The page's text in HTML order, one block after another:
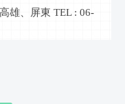
雄、屏東 TEL : 06-